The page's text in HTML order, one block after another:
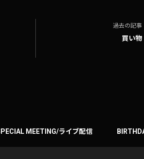
過去の記事
買い物
MEETING/ライブ配信